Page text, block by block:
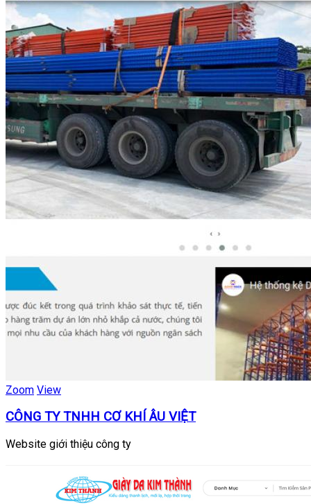
Zoom View
CÔNG TY TNHH CƠ KHÍ ÂU VIỆT
Website giới thiệu công ty